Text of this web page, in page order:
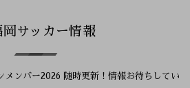
岡サッカー情報
メンバー2026 随時更新！情報お待ちしてい